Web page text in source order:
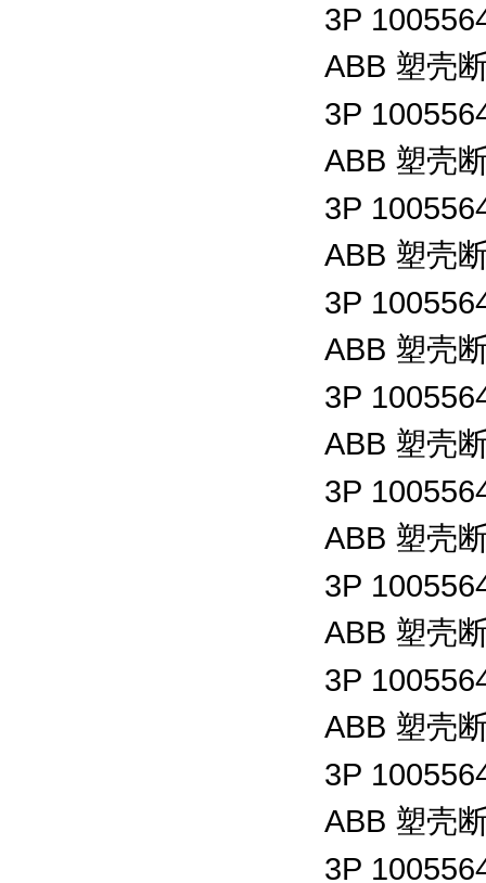
3P
ABB 塑壳
3P
ABB 塑壳
3P
ABB 塑壳
3P
ABB 塑壳
3P
ABB 塑壳
3P
ABB 塑壳
3P
ABB 塑壳
3P
ABB 塑壳
3P
ABB 塑壳
3P